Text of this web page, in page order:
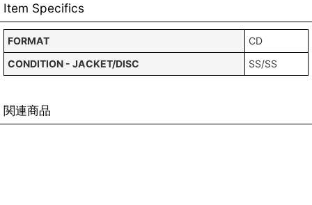
Item Specifics
FORMAT
CD
CONDITION - JACKET/DISC
SS/SS
関連商品